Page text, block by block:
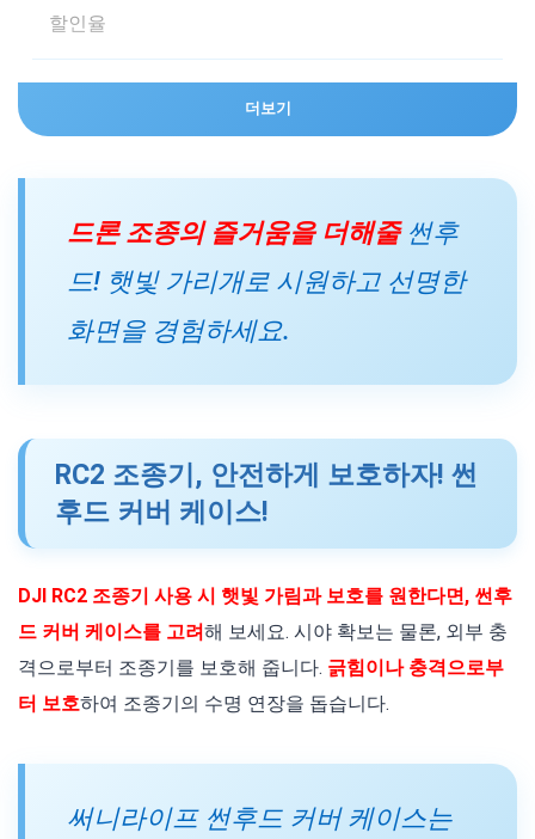
할인율
더보기
드론 조종의 즐거움을 더해줄썬후
드! 햇빛 가리개로 시원하고 선명한
화면을 경험하세요.
RC2 조종기, 안전하게 보호하자! 썬
후드 커버 케이스!
DJI RC2 조종기 사용 시 햇빛 가림과 보호를 원한다면, 썬후
드 커버 케이스를 고려해 보세요. 시야 확보는 물론, 외부 충
격으로부터 조종기를 보호해 줍니다. 긁힘이나 충격으로부
터 보호하여 조종기의 수명 연장을 돕습니다.
써니라이프 썬후드 커버 케이스는